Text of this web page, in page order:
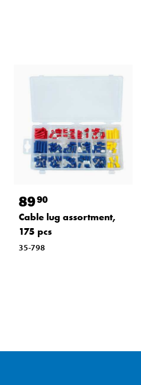
8990
Cable lug assortment,
175 pcs
35-798